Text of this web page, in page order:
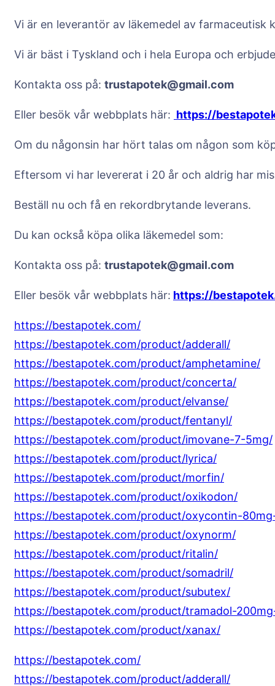
Vi är en leverantör av läkemedel av
Vi är bäst i Tyskland och i hela Europa och
Kontakta oss på: trustapotek@gmail.com
Eller besök vår webbplats här: https://
Om du någonsin har hört talas om någon som
Eftersom vi har levererat i 20 år och aldrig har
Beställ nu och få en rekordbrytande leverans.
Du kan också köpa olika läkemedel som:
Kontakta oss på: trustapotek@gmail.com
Eller besök vår webbplats här: https://
https://bestapotek.com/
https://bestapotek.com/product/adderall/
https://bestapotek.com/product/amphetamine/
https://bestapotek.com/product/concerta/
https://bestapotek.com/product/elvanse/
https://bestapotek.com/product/fentanyl/
https://bestapotek.com/product/imovane-7-5mg/
https://bestapotek.com/product/lyrica/
https://bestapotek.com/product/morfin/
https://bestapotek.com/product/oxikodon/
https://bestapotek.com/product/oxycontin-
https://bestapotek.com/product/oxynorm/
https://bestapotek.com/product/ritalin/
https://bestapotek.com/product/somadril/
https://bestapotek.com/product/subutex/
https://bestapotek.com/product/tramadol-
https://bestapotek.com/product/xanax/
https://bestapotek.com/
https://bestapotek.com/product/adderall/